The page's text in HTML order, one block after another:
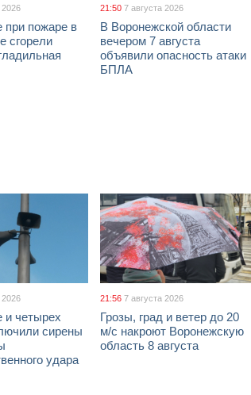
2026
при пожаре в
сгорели
21:50 7 августа 2026
В Воронежской области
вечером 7 августа
объявили опасность атаки
БПЛА
2026
и четырех
сирены
удара
21:56 7 августа 2026
Грозы, град и ветер до 20
м/с накроют Воронежскую
область 8 августа